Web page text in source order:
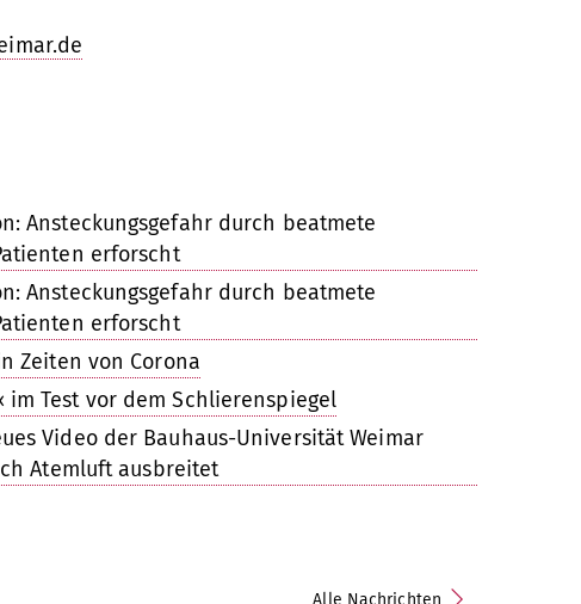
Ansteckungsgefahr durch beatmete
erforscht
Ansteckungsgefahr durch beatmete
erforscht
Zeiten von Corona
im Test vor dem Schlierenspiegel
Video der Bauhaus-Universität Weimar
Atemluft ausbreitet
Alle Nachrichten